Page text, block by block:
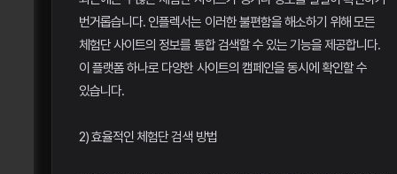
번거롭습니다. 인플렉서는 이러한 불편함을 해소하기 위해 모든
체험단 사이트의 정보를 통합 검색할 수 있는 기능을 제공합니다.
이 플랫폼 하나로 다양한 사이트의 캠페인을 동시에 확인할 수
있습니다.
2) 효율적인 체험단 검색 방법